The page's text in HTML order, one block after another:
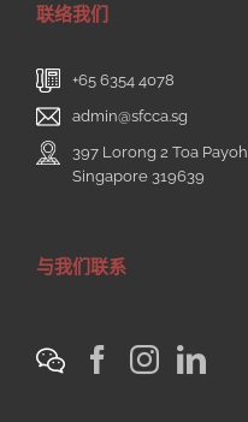
联络我们
+65 6354 4078
admin@sfcca.sg
397 Lorong 2 Toa Payoh
Singapore 319639
与我们联系